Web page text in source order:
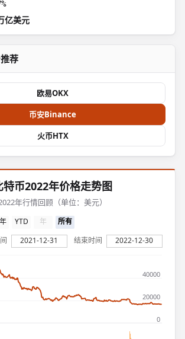
亿美元
荐
欧易OKX
币安Binance
火币HTX
特币2022年价格走势图
年行情回顾（单位：美元）
20000
40000
0
YTD 年
所有
2021-12-31 结束时间 2022-12-30